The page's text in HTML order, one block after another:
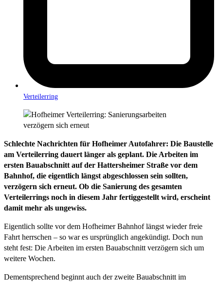
Verteilerring
Schlechte Nachrichten für Hofheimer Autofahrer: Die Baustelle
am Verteilerring dauert länger als geplant. Die Arbeiten im
ersten Bauabschnitt auf der Hattersheimer Straße vor dem
Bahnhof, die eigentlich längst abgeschlossen sein sollten,
verzögern sich erneut. Ob die Sanierung des gesamten
Verteilerrings noch in diesem Jahr fertiggestellt wird, erscheint
damit mehr als ungewiss.
Eigentlich sollte vor dem Hofheimer Bahnhof längst wieder freie
Fahrt herrschen – so war es ursprünglich angekündigt. Doch nun
steht fest: Die Arbeiten im ersten Bauabschnitt verzögern sich um
weitere Wochen.
Dementsprechend beginnt auch der zweite Bauabschnitt im